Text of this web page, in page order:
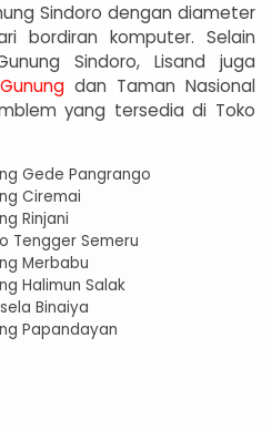
Sindoro dengan diameter
bordiran komputer. Selain
Sindoro, Lisand juga
dan Taman Nasional
yang tersedia di Toko
Gede Pangrango
Ciremai
Rinjani
Tengger Semeru
Merbabu
Halimun Salak
Binaiya
Papandayan